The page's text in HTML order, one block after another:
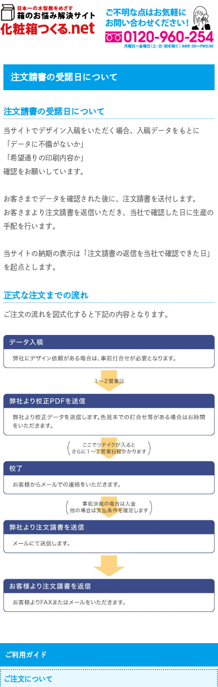
注文請書の受諾日について
注文請書の受諾日について
当サイトでデザイン入稿をいただく場合、入稿データをもとに
「データに不備がないか」
「希望通りの印刷内容か」
確認をお願いしています。
お客さまでデータを確認された後に、注文請書を送付します。
お客さまより注文請書を返信いただき、当社で確認した日に生産の
手配を行います。
当サイトの納期の表示は「注文請書の返信を当社で確認できた日」
を起点とします。
正式な注文までの流れ
ご注文の流れを図式化すると下記の内容となります。
ご利用ガイド
ご注文について